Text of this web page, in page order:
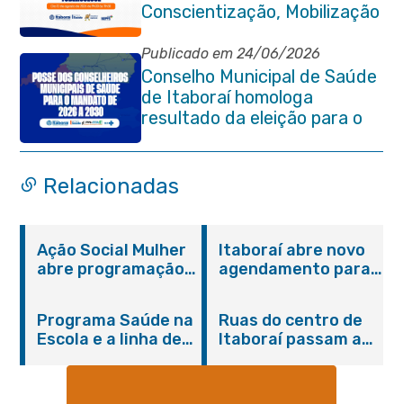
Conscientização, Mobilização
e Combate à Tuberculose em
Itaboraí
Publicado em 24/06/2026
Conselho Municipal de Saúde
de Itaboraí homologa
resultado da eleição para o
quadriênio 2026–2030
Relacionadas
Ação Social Mulher
abre programação
serviços gratuitos e
orientações
Itaboraí abre novo
agendamento para
Programa Saúde na
Escola e a linha de
Ruas do centro de
Itaboraí passam a